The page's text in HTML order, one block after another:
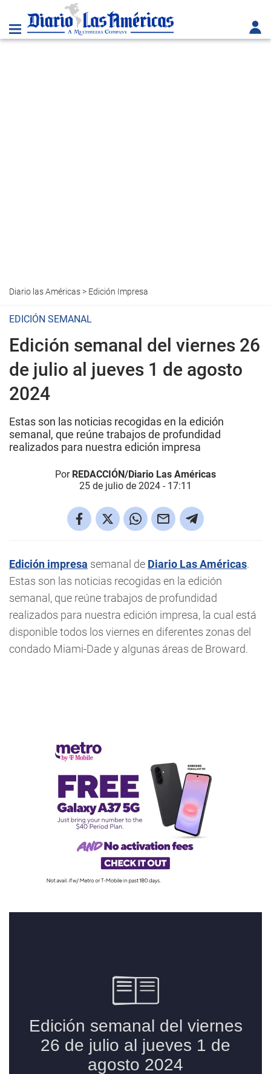
Diario las Américas> Edición Impresa
EDICIÓN SEMANAL
Edición semanal del viernes 26
de julio al jueves 1 de agosto
2024
Estas son las noticias recogidas en la edición
semanal, que reúne trabajos de profundidad
realizados para nuestra edición impresa
Por REDACCIÓN/Diario Las Américas
25 de julio de 2024 - 17:11
Edición impresa semanal de Diario Las Américas.
Estas son las noticias recogidas en la edición
semanal, que reúne trabajos de profundidad
realizados para nuestra edición impresa, la cual está
disponible todos los viernes en diferentes zonas del
condado Miami-Dade y algunas áreas de Broward.